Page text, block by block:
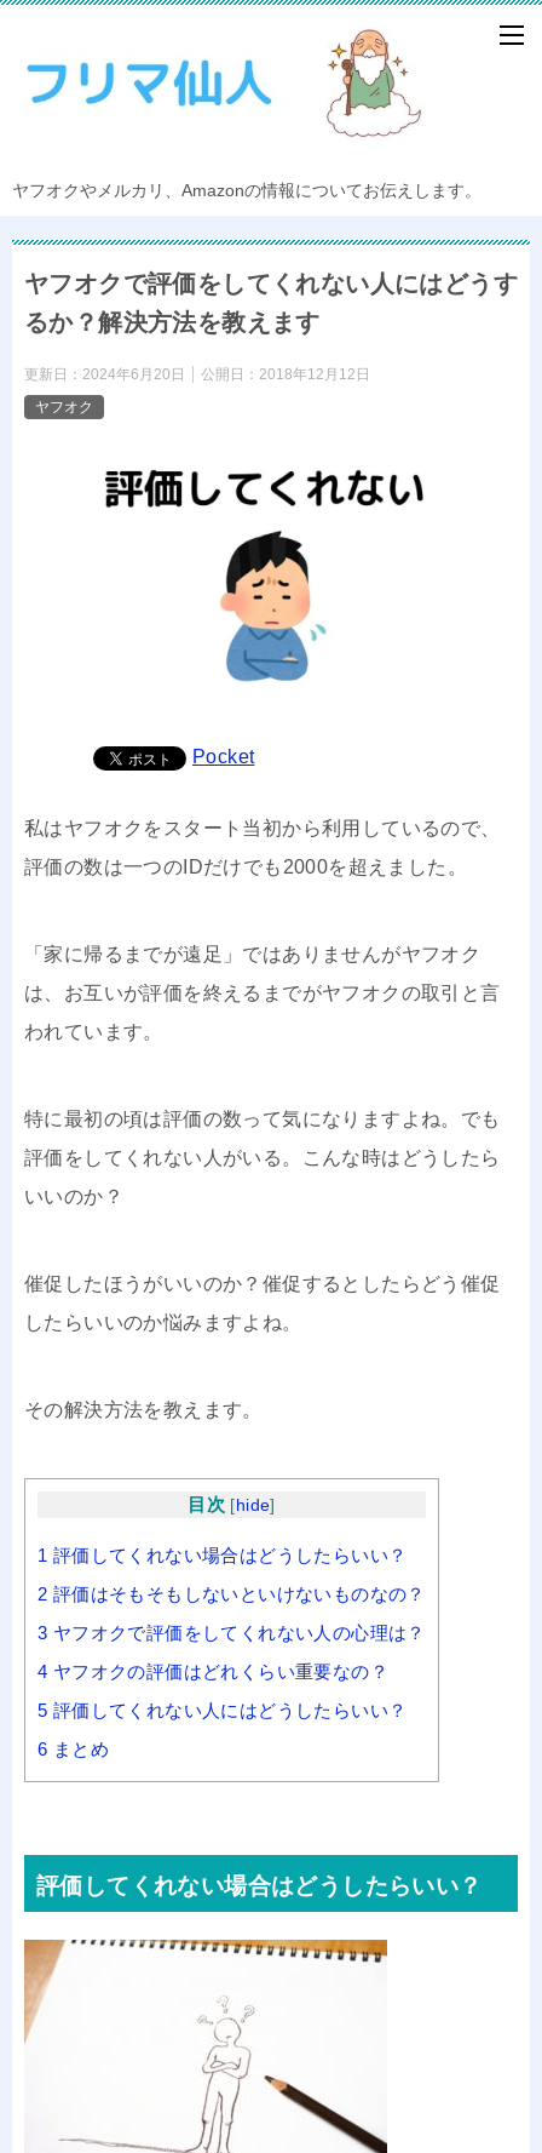
ヤフオクやメルカリ、Amazonの情報についてお伝えします。
ヤフオクで評価をしてくれない人にはどうす
るか？解決方法を教えます
更新日： 2024年6月20日 公開日： 2018年12月12日
ヤフオク
Pocket
私はヤフオクをスタート当初から利用しているので、
評価の数は一つのIDだけでも2000を超えました。
「家に帰るまでが遠足」ではありませんがヤフオク
は、お互いが評価を終えるまでがヤフオクの取引と言
われています。
特に最初の頃は評価の数って気になりますよね。でも
評価をしてくれない人がいる。こんな時はどうしたら
いいのか？
催促したほうがいいのか？催促するとしたらどう催促
したらいいのか悩みますよね。
その解決方法を教えます。
目次 [hide]
1 評価してくれない場合はどうしたらいい？
2 評価はそもそもしないといけないものなの？
3 ヤフオクで評価をしてくれない人の心理は？
4 ヤフオクの評価はどれくらい重要なの？
5 評価してくれない人にはどうしたらいい？
6 まとめ
評価してくれない場合はどうしたらいい？